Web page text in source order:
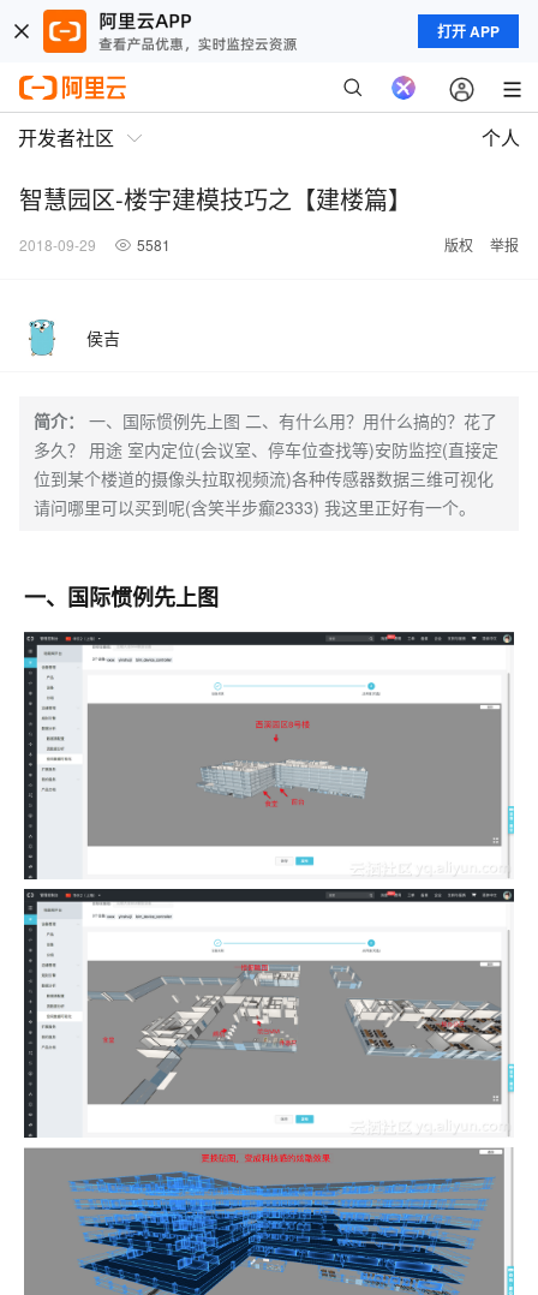
打开 APP
开发者社区 个人
智慧园区-楼宇建模技巧之【建楼篇】
2018-09-29 5581 版权 举报
侯吉
简介：
一、国际惯例先上图 二、有什么用？用什么搞的？花了
多久？ 用途 室内定位(会议室、停车位查找等)安防监控(直接定
位到某个楼道的摄像头拉取视频流)各种传感器数据三维可视化
请问哪里可以买到呢(含笑半步癫2333) 我这里正好有一个。
一、国际惯例先上图